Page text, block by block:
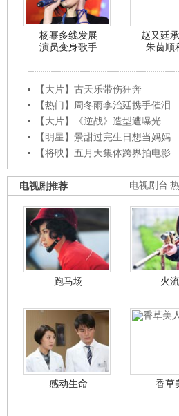
杨幂多线发展
演员变身歌手
赵又廷
朱茵顺
【大片】古天乐带伤狂奔
【热门】周冬雨李治廷携手催泪
【大片】《逆战》造型遭曝光
【明星】景甜过完生日想当妈妈
【将映】五月天集体跨界拍电影
电视剧台
电视剧推荐
跑马场 火
感动生命 香草